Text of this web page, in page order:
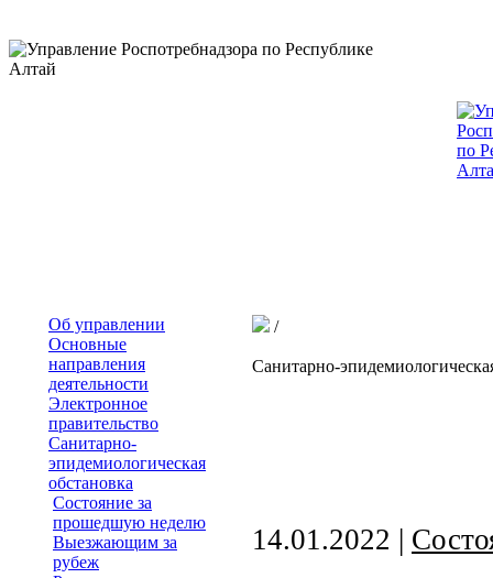
Об управлении
Основные
направления
деятельности
Электронное
правительство
Санитарно-
эпидемиологическая
обстановка
Состояние за
прошедшую неделю
Выезжающим за
рубеж
/
Санитарно-
14.01.2022 |